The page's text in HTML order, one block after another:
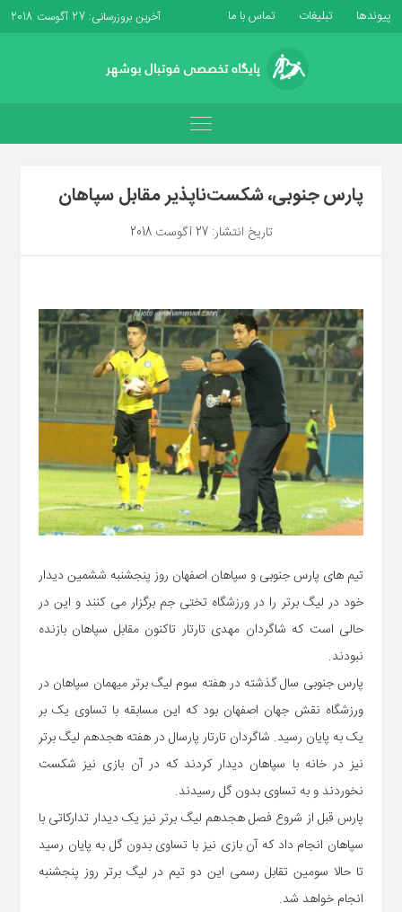
پیوندها تبلیغات تماس با ما آخرین بروزرسانی: 27 آگوست 2018
پارس جنوبی، شکست‌ناپذیر مقابل سپاهان
تاریخ انتشار: 27 آگوست 2018
تیم های پارس جنوبی و سپاهان اصفهان روز پنجشنبه ششمین دیدار
خود در لیگ برتر را در ورزشگاه تختی جم برگزار می کنند و این در
حالی است که شاگردان مهدی تارتار تاکنون مقابل سپاهان بازنده
نبودند.
پارس جنوبی سال گذشته در هفته سوم لیگ برتر میهمان سپاهان در
ورزشگاه نقش جهان اصفهان بود که این مسابقه با تساوی یک بر
یک به پایان رسید. شاگردان تارتار پارسال در هفته هجدهم لیگ برتر
نیز در خانه با سپاهان دیدار کردند که در آن بازی نیز شکست
نخوردند و به تساوی بدون گل رسیدند.
پارس قبل از شروع فصل هجدهم لیگ برتر نیز یک دیدار تدارکاتی با
سپاهان انجام داد که آن بازی نیز با تساوی بدون گل به پایان رسید
تا حالا سومین تقابل رسمی این دو تیم در لیگ برتر روز پنجشنبه
انجام خواهد شد.